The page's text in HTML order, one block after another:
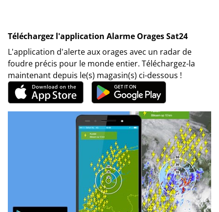
Téléchargez l'application Alarme Orages Sat24
L'application d'alerte aux orages avec un radar de
foudre précis pour le monde entier. Téléchargez-la
maintenant depuis le(s) magasin(s) ci-dessous !